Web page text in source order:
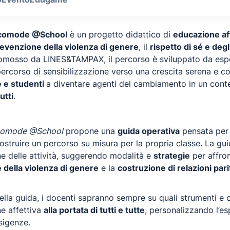
@School è un progetto didattico di educazione
della violenza di genere, il rispetto di sé e
da LINES&TAMPAX, il percorso è sviluppato da
di sensibilizzazione verso una crescita serena e
e studenti a diventare agenti del cambiamento in un
.
@Schoolpropone una guida operativa pensata
un percorso su misura per la propria classe. La
delle attività, suggerendo modalità e strategie per
violenza di genere e la costruzione di relazioni
guida, i docenti sapranno sempre su quali strumenti
affettiva alla portata di tutti e tutte, personalizzando